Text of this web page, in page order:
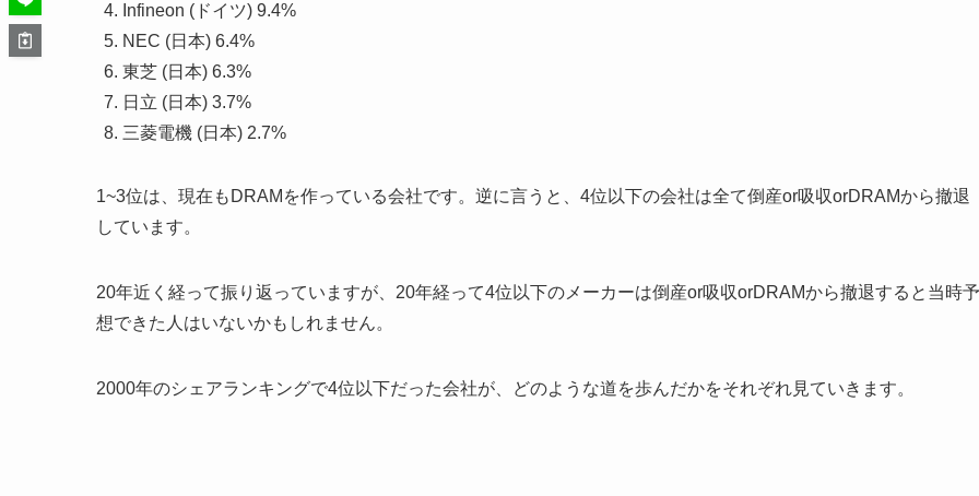
Infineon (ドイツ) 9.4%
NEC (日本) 6.4%
東芝 (日本) 6.3%
日立 (日本) 3.7%
三菱電機 (日本) 2.7%
1~3位は、現在もDRAMを作っている会社です。逆に言うと、4位以下の会社は全て倒産or吸収orDRAMから撤退
しています。
20年近く経って振り返っていますが、20年経って4位以下のメーカーは倒産or吸収orDRAMから撤退すると当時予
想できた人はいないかもしれません。
2000年のシェアランキングで4位以下だった会社が、どのような道を歩んだかをそれぞれ見ていきます。